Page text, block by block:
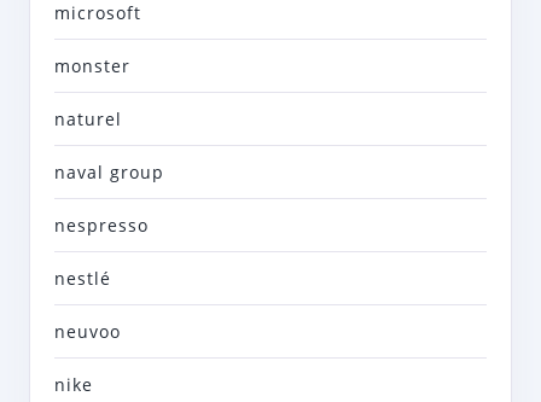
microsoft
monster
naturel
naval group
nespresso
nestlé
neuvoo
nike